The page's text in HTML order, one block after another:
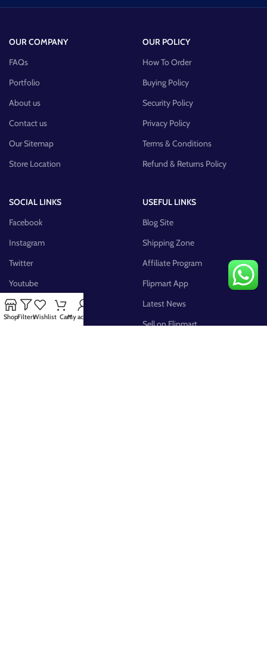
OUR COMPANY
FAQs
Portfolio
About us
Contact us
Our Sitemap
Store Location
OUR POLICY
How To Order
Buying Policy
Security Policy
Privacy Policy
Terms & Conditions
Refund & Returns Policy
SOCIAL LINKS
Facebook
Instagram
Twitter
Youtube
Pinterest
FB Group
USEFUL LINKS
Blog Site
Shipping Zone
Affiliate Program
Flipmart App
Latest News
Sell on Flipmart
ShopFiltersWishlist CartMy account